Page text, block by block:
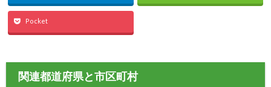
Pocket
関連都道府県と市区町村